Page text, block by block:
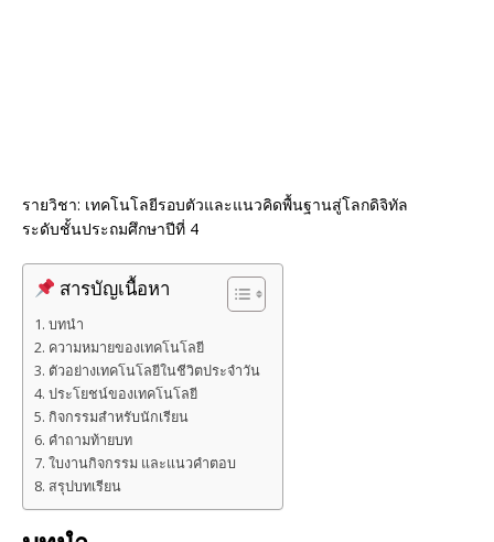
รายวิชา: เทคโนโลยีรอบตัวและแนวคิดพื้นฐานสู่โลกดิจิทัล
ระดับชั้นประถมศึกษาปีที่ 4
สารบัญเนื้อหา
บทนำ
ความหมายของเทคโนโลยี
ตัวอย่างเทคโนโลยีในชีวิตประจำวัน
ประโยชน์ของเทคโนโลยี
กิจกรรมสำหรับนักเรียน
คำถามท้ายบท
ใบงานกิจกรรม และแนวคำตอบ
สรุปบทเรียน